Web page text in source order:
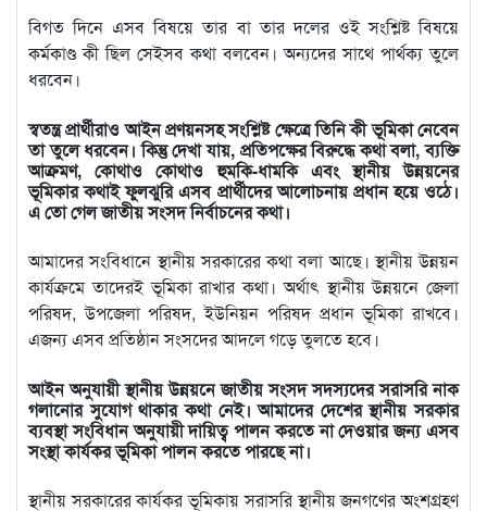
বিগত দিনে এসব বিষয়ে তার বা তার দলের ওই সংশ্লিষ্ট বিষয়ে
কর্মকাণ্ড কী ছিল সেইসব কথা বলবেন। অন্যদের সাথে পার্থক্য তুলে
ধরবেন।
স্বতন্ত্র প্রার্থীরাও আইন প্রণয়নসহ সংশ্লিষ্ট ক্ষেত্রে তিনি কী ভূমিকা নেবেন
তা তুলে ধরবেন। কিন্তু দেখা যায়, প্রতিপক্ষের বিরুদ্ধে কথা বলা, ব্যক্তি
আক্রমণ, কোথাও কোথাও হুমকি-ধামকি এবং স্থানীয় উন্নয়নের
ভূমিকার কথাই ফুলঝুরি এসব প্রার্থীদের আলোচনায় প্রধান হয়ে ওঠে।
এ তো গেল জাতীয় সংসদ নির্বাচনের কথা।
আমাদের সংবিধানে স্থানীয় সরকারের কথা বলা আছে। স্থানীয় উন্নয়ন
কার্যক্রমে তাদেরই ভূমিকা রাখার কথা। অর্থাৎ স্থানীয় উন্নয়নে জেলা
পরিষদ, উপজেলা পরিষদ, ইউনিয়ন পরিষদ প্রধান ভূমিকা রাখবে।
এজন্য এসব প্রতিষ্ঠান সংসদের আদলে গড়ে তুলতে হবে।
আইন অনুযায়ী স্থানীয় উন্নয়নে জাতীয় সংসদ সদস্যদের সরাসরি নাক
গলানোর সুযোগ থাকার কথা নেই। আমাদের দেশের স্থানীয় সরকার
ব্যবস্থা সংবিধান অনুযায়ী দায়িত্ব পালন করতে না দেওয়ার জন্য এসব
সংস্থা কার্যকর ভূমিকা পালন করতে পারছে না।
স্থানীয় সরকারের কার্যকর ভূমিকায় সরাসরি স্থানীয় জনগণের অংশগ্রহণ